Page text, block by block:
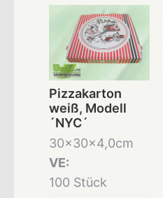
Pizzakarton
weiß, Modell
´NYC´
30x30x4,0cm
VE:
100 Stück